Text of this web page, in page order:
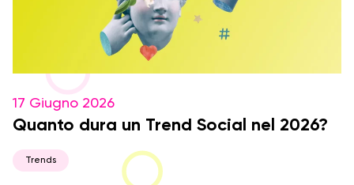
17 Giugno 2026
Quanto dura un Trend Social nel 2026?
Trends